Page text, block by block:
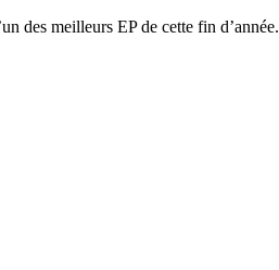
des meilleurs EP de cette fin d’année.